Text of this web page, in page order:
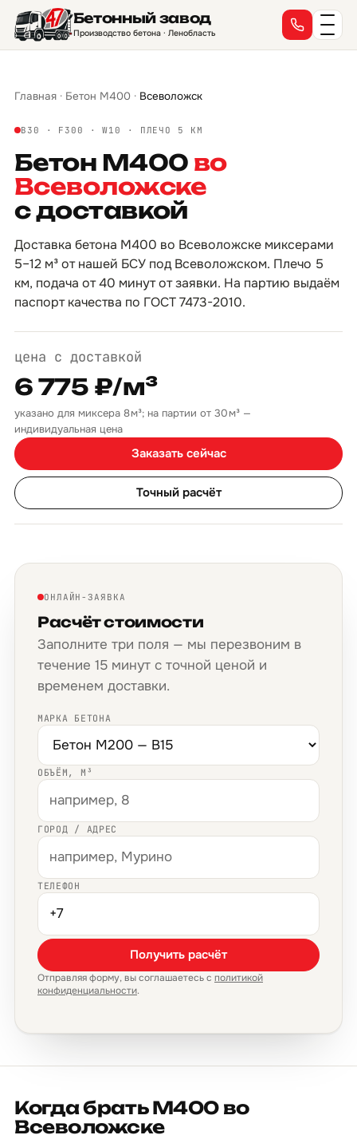
Бетонный завод
Производство бетона · Ленобласть
Главная · Бетон М400 · Всеволожск
B30 · F300 · W10 · ПЛЕЧО 5 КМ
Бетон М400 во
Всеволожске
с доставкой
Доставка бетона М400 во Всеволожске миксерами
5–12 м³ от нашей БСУ под Всеволожском. Плечо 5
км, подача от 40 минут от заявки. На партию выдаём
паспорт качества по ГОСТ 7473-2010.
цена с доставкой
6 775 ₽/м³
указано для миксера 8 м³; на партии от 30 м³ —
индивидуальная цена
Заказать сейчас
Точный расчёт
ОНЛАЙН-ЗАЯВКА
Расчёт стоимости
Заполните три поля — мы перезвоним в
течение 15 минут с точной ценой и
временем доставки.
МАРКА БЕТОНА
ОБЪЁМ, М³
ГОРОД / АДРЕС
ТЕЛЕФОН
Получить расчёт
Отправляя форму, вы соглашаетесь с политикой
конфиденциальности.
Когда брать М400 во
Всеволожске